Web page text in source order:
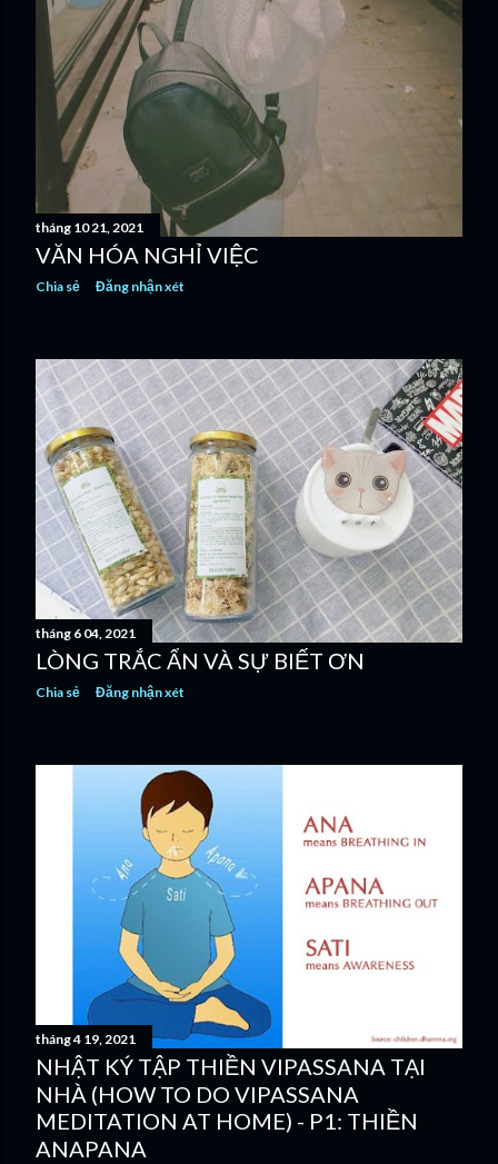
tháng 10 21, 2021
VĂN HÓA NGHỈ VIỆC
Chia sẻ Đăng nhận xét
tháng 6 04, 2021
LÒNG TRẮC ẨN VÀ SỰ BIẾT ƠN
Chia sẻ Đăng nhận xét
tháng 4 19, 2021
NHẬT KÝ TẬP THIỀN VIPASSANA TẠI
NHÀ (HOW TO DO VIPASSANA
MEDITATION AT HOME) - P1: THIỀN
ANAPANA